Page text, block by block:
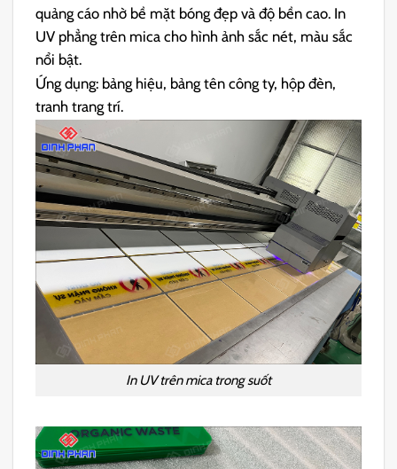
quảng cáo nhờ bề mặt bóng đẹp và độ bền cao. In
UV phẳng trên mica cho hình ảnh sắc nét, màu sắc
nổi bật.
Ứng dụng: bảng hiệu, bảng tên công ty, hộp đèn,
tranh trang trí.
In UV trên mica trong suốt